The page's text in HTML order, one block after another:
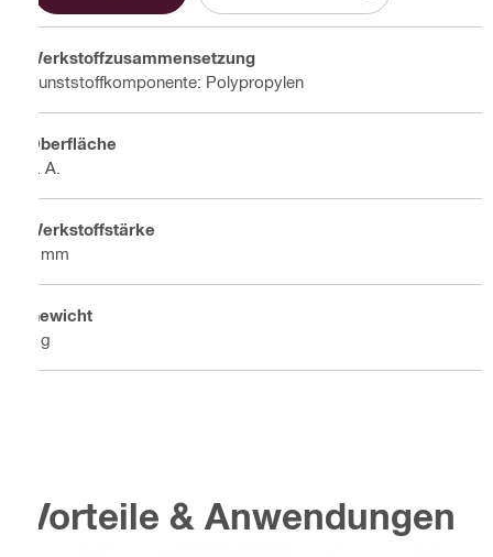
Werkstoffzusammensetzung
Kunststoffkomponente: Polypropylen
Oberfläche
k. A.
Werkstoffstärke
4 mm
Gewicht
3 g
Vorteile & Anwendungen